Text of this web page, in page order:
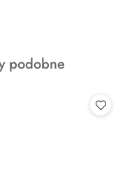
podobne